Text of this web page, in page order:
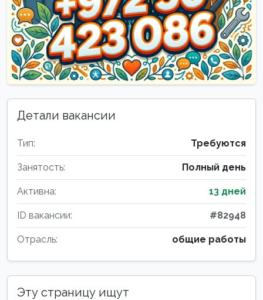
Детали вакансии
Тип: Требуются
Занятость: Полный день
Активна: 13 дней
ID вакансии: #82948
Отрасль: общие работы
Эту страницу ищут